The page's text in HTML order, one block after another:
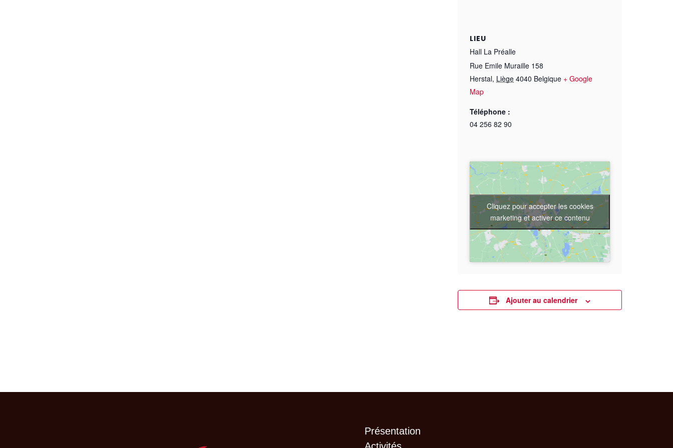
LIEU
Hall La Préalle
Rue Emile Muraille 158
Herstal, Liège 4040 Belgique + Google
Map
Téléphone :
04 256 82 90
Cliquez pour accepter les cookies
marketing et activer ce contenu
Ajouter au calendrier
Présentation